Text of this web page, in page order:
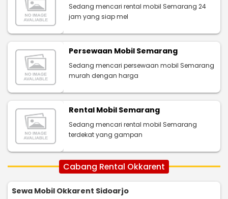
Sedang mencari rental mobil Semarang 24
jam yang siap mel
Persewaan Mobil Semarang
Sedang mencari persewaan mobil Semarang
murah dengan harga
Rental Mobil Semarang
Sedang mencari rental mobil Semarang
terdekat yang gampan
Cabang Rental Okkarent
Sewa Mobil Okkarent Sidoarjo